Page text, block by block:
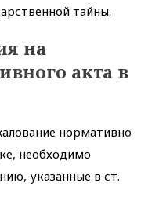
тайны.
на
акта в
нормативно
необходимо
указанные в ст.